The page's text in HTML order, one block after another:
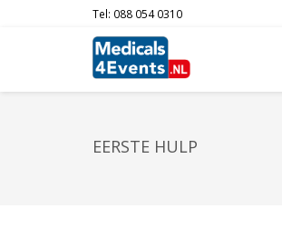
Tel: 088 054 0310
EERSTE HULP